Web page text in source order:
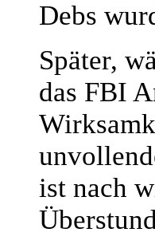
Debs
Später,
das FBI
ist nach